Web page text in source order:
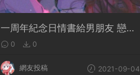
一周年紀念日情書給男朋友 戀愛
一周年紀念日的文案
0 0
網友投稿 2021-09-04